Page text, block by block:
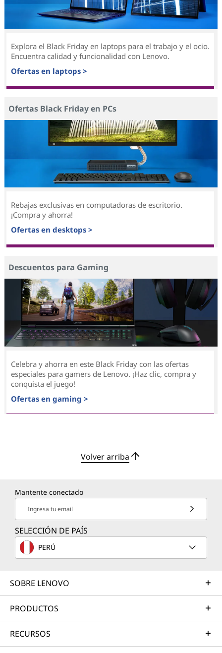
Explora el Black Friday en laptops para el trabajo y el ocio.
Encuentra calidad y funcionalidad con Lenovo.
Ofertas en laptops >
Ofertas Black Friday en PCs
Rebajas exclusivas en computadoras de escritorio.
¡Compra y ahorra!
Ofertas en desktops >
Descuentos para Gaming
Celebra y ahorra en este Black Friday con las ofertas
especiales para gamers de Lenovo. ¡Haz clic, compra y
conquista el juego!
Ofertas en gaming >
Volver arriba
Mantente conectado
Ingresa tu email
SELECCIÓN DE PAÍS
PERÚ
SOBRE LENOVO
PRODUCTOS
RECURSOS